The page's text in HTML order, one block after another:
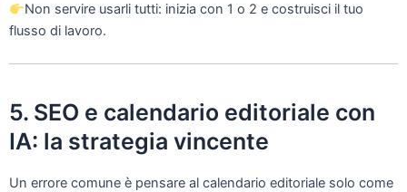
Non servire usarli tutti: inizia con 1 o 2 e costruisci il tuo
flusso di lavoro.
5. SEO e calendario editoriale con
IA: la strategia vincente
Un errore comune è pensare al calendario editoriale solo come